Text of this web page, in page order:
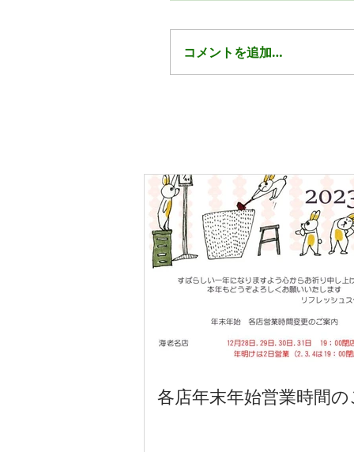
コメントを追加…
各店年末年始営業時間